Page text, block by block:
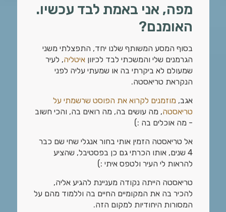
מפה, אני באמת לבד עכשיו.
האומנם?
בסוף המסע המשותף שלנו יחד, התפצלתי משני
הגרמנים שלי והמשכתי לבד לכיווןאיטליה, לעיר
שמעולם לא ביקרתי בה או שמעתי עליה לפני
הנקראת טריאסטה.
אגב, מוזמנים לקרוא את הפוסט שרשמתי על
טריאסטה, מה עושים בה, מה רואים בה, והכי חשוב
- מה אוכלים בה :)
אל טריאסטה הזמין אותי בחור אנגלי שחי שם כבר
4 שנים, אותו הכרתי גם כן בפסטיבל, שהציע
להראות לי העיר ולטפס איתי :)
טריאסטה הייתה נקודה מעניינת להגיע אליה,
להכיר בה את המקומיים החיים בה וללמוד מהם על
המסורות היחודיות למקום הזה.